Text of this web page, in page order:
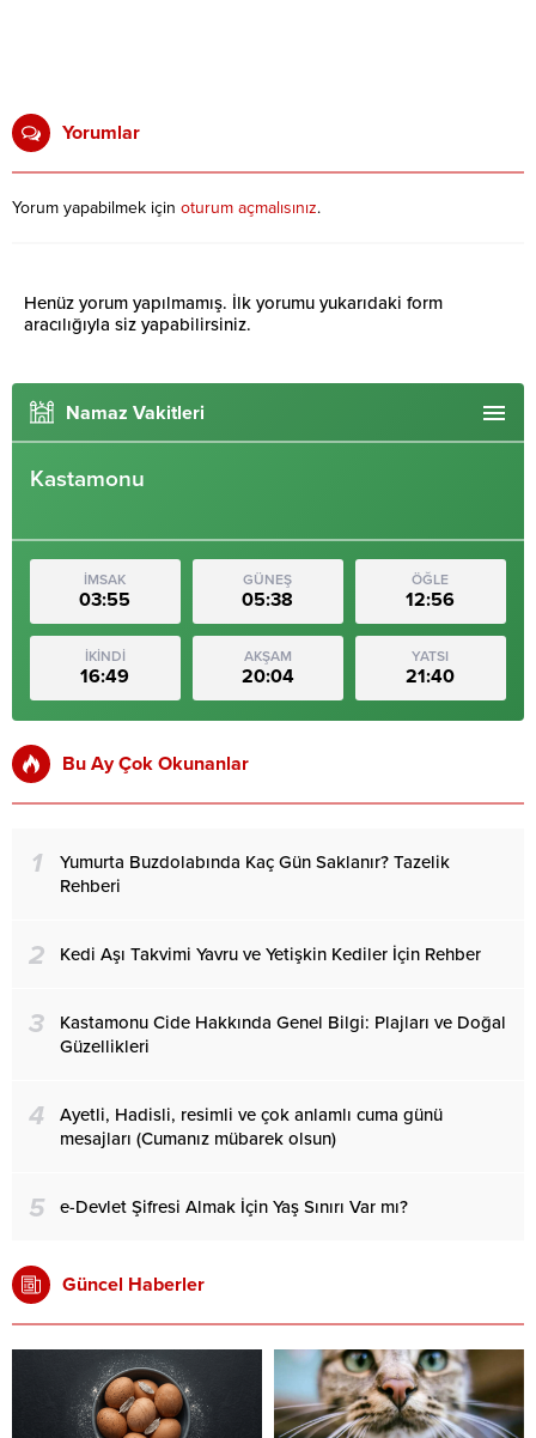
Yorumlar
Yorum yapabilmek için oturum açmalısınız.
Henüz yorum yapılmamış. İlk yorumu yukarıdaki form
aracılığıyla siz yapabilirsiniz.
Namaz Vakitleri
Kastamonu
İMSAK
03:55
GÜNEŞ
05:38
ÖĞLE
12:56
İKİNDİ
16:49
AKŞAM
20:04
YATSI
21:40
Bu Ay Çok Okunanlar
1
Yumurta Buzdolabında Kaç Gün Saklanır? Tazelik
Rehberi
2 Kedi Aşı Takvimi Yavru ve Yetişkin Kediler İçin Rehber
3
Kastamonu Cide Hakkında Genel Bilgi: Plajları ve Doğal
Güzellikleri
4
Ayetli, Hadisli, resimli ve çok anlamlı cuma günü
mesajları (Cumanız mübarek olsun)
5 e-Devlet Şifresi Almak İçin Yaş Sınırı Var mı?
Güncel Haberler